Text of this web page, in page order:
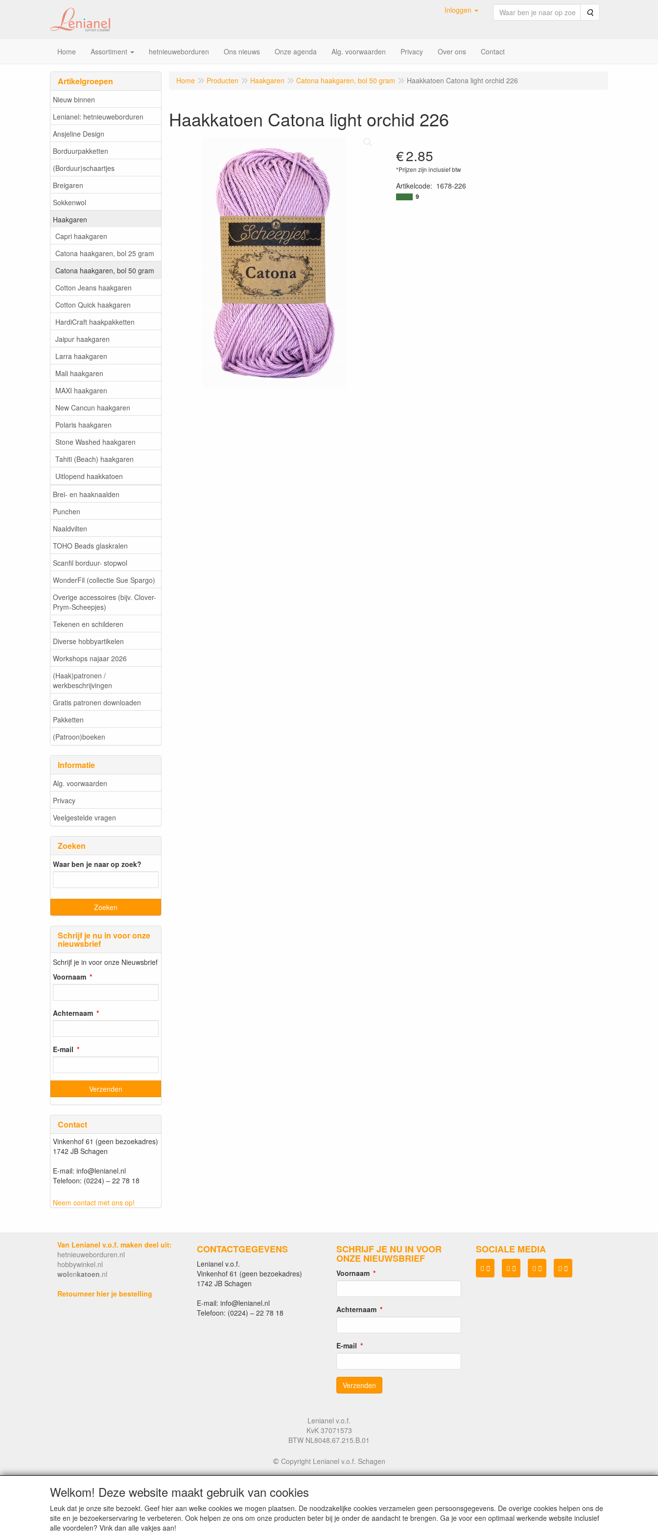
Inloggen Zoeken
Home Assortiment hetnieuweborduren Ons nieuws Onze agenda Alg. voorwaarden Privacy Over ons Contact
Artikelgroepen
Nieuw binnen
Lenianel: hetnieuweborduren
Ansjeline Design
Borduurpakketten
(Borduur)schaartjes
Breigaren
Sokkenwol
Haakgaren
Capri haakgaren
Catona haakgaren, bol 25 gram
Catona haakgaren, bol 50 gram
Cotton Jeans haakgaren
Cotton Quick haakgaren
HardiCraft haakpakketten
Jaipur haakgaren
Larra haakgaren
Mali haakgaren
MAXI haakgaren
New Cancun haakgaren
Polaris haakgaren
Stone Washed haakgaren
Tahiti (Beach) haakgaren
Uitlopend haakkatoen
Brei- en haaknaalden
Punchen
Naaldvilten
TOHO Beads glaskralen
Scanfil borduur- stopwol
WonderFil (collectie Sue Spargo)
Overige accessoires (bijv. Clover-
Prym-Scheepjes)
Tekenen en schilderen
Diverse hobbyartikelen
Workshops najaar 2026
(Haak)patronen /
werkbeschrijvingen
Gratis patronen downloaden
Pakketten
(Patroon)boeken
Informatie
Alg. voorwaarden
Privacy
Veelgestelde vragen
Zoeken
Waar ben je naar op zoek?
Schrijf je nu in voor onze
nieuwsbrief
Schrijf je in voor onze Nieuwsbrief
Voornaam
Achternaam
E-mail
Contact
Vinkenhof 61 (geen bezoekadres)
1742 JB Schagen
E-mail: info@lenianel.nl
Telefoon: (0224) – 22 78 18
Neem contact met ons op!
Home Producten Haakgaren Catona haakgaren, bol 50 gram Haakkatoen Catona light orchid 226
Haakkatoen Catona light orchid 226
€2.85
*Prijzen zijn inclusief btw
Artikelcode: 1678-226
9
Van Lenianel v.o.f. maken deel uit:
hetnieuweborduren.nl
hobbywinkel.nl
wolenkatoen.nl
Retourneer hier je bestelling
CONTACTGEGEVENS
Lenianel v.o.f.
Vinkenhof 61 (geen bezoekadres)
1742 JB Schagen
E-mail: info@lenianel.nl
Telefoon: (0224) – 22 78 18
SCHRIJF JE NU IN VOOR
ONZE NIEUWSBRIEF
Voornaam
Achternaam
E-mail
SOCIALE MEDIA
Lenianel v.o.f.
KvK 37071573
BTW NL8048.67.215.B.01
© Copyright Lenianel v.o.f. Schagen
Welkom! Deze website maakt gebruik van cookies
Leuk dat je onze site bezoekt. Geef hier aan welke cookies we mogen plaatsen. De noodzakelijke cookies verzamelen geen persoonsgegevens. De overige cookies helpen ons de
site en je bezoekerservaring te verbeteren. Ook helpen ze ons om onze producten beter bij je onder de aandacht te brengen. Ga je voor een optimaal werkende website inclusief
alle voordelen? Vink dan alle vakjes aan!